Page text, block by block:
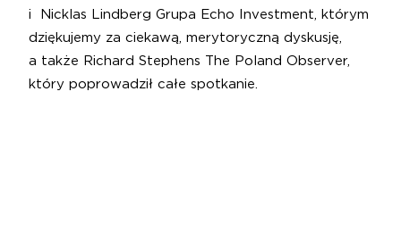
i
Nicklas Lindberg Grupa Echo Investment, którym
dziękujemy za ciekawą, merytoryczną dyskusję,
a także Richard Stephens The Poland Observer,
który poprowadził całe spotkanie.